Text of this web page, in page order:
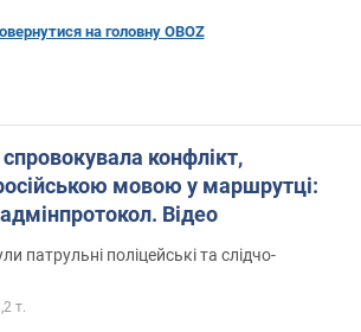
на головну OBOZ
конфлікт,
мовою у маршрутці:
Відео
патрульні поліцейські та слідчо-
т.